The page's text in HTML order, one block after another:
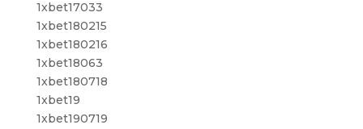
1xbet17033
1xbet180215
1xbet180216
1xbet18063
1xbet180718
1xbet19
1xbet190719